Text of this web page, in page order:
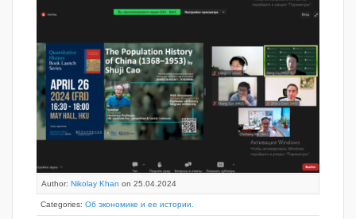
Author: Nikolay Khan on 25.04.2024
Categories: Об экономике и ее истории.